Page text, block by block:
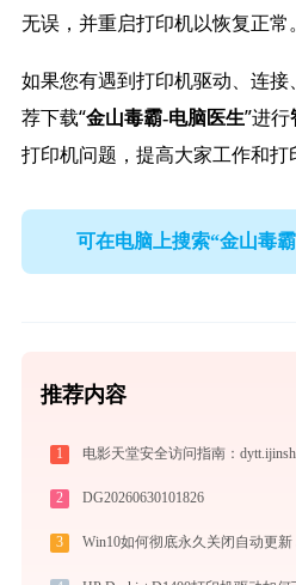
无误，并重启打印机以恢复正常
如果您有遇到打印机驱动、连
荐下载“金山毒霸-电脑医生”进行
打印机问题，提高大家工作和打
可在电脑上搜索“金山毒
推荐内容
1
2 DG20260630101826
3